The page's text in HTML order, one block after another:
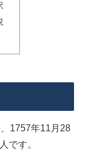
1757年11月28
です。